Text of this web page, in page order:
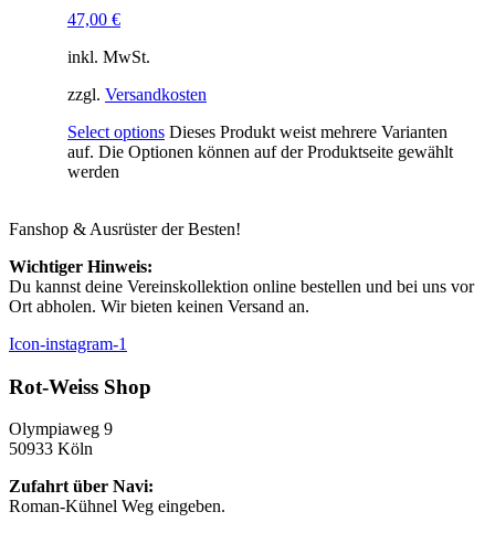
47,00 €
inkl. MwSt.
zzgl. Versandkosten
Select options Dieses Produkt weist mehrere Varianten
auf. Die Optionen können auf der Produktseite gewählt
werden
Fanshop & Ausrüster der Besten!
Wichtiger Hinweis:
Du kannst deine Vereinskollektion online bestellen und bei uns vor
Ort abholen. Wir bieten keinen Versand an.
Icon-instagram-1
Rot-Weiss Shop
Olympiaweg 9
50933 Köln
Zufahrt über Navi:
Roman-Kühnel Weg eingeben.